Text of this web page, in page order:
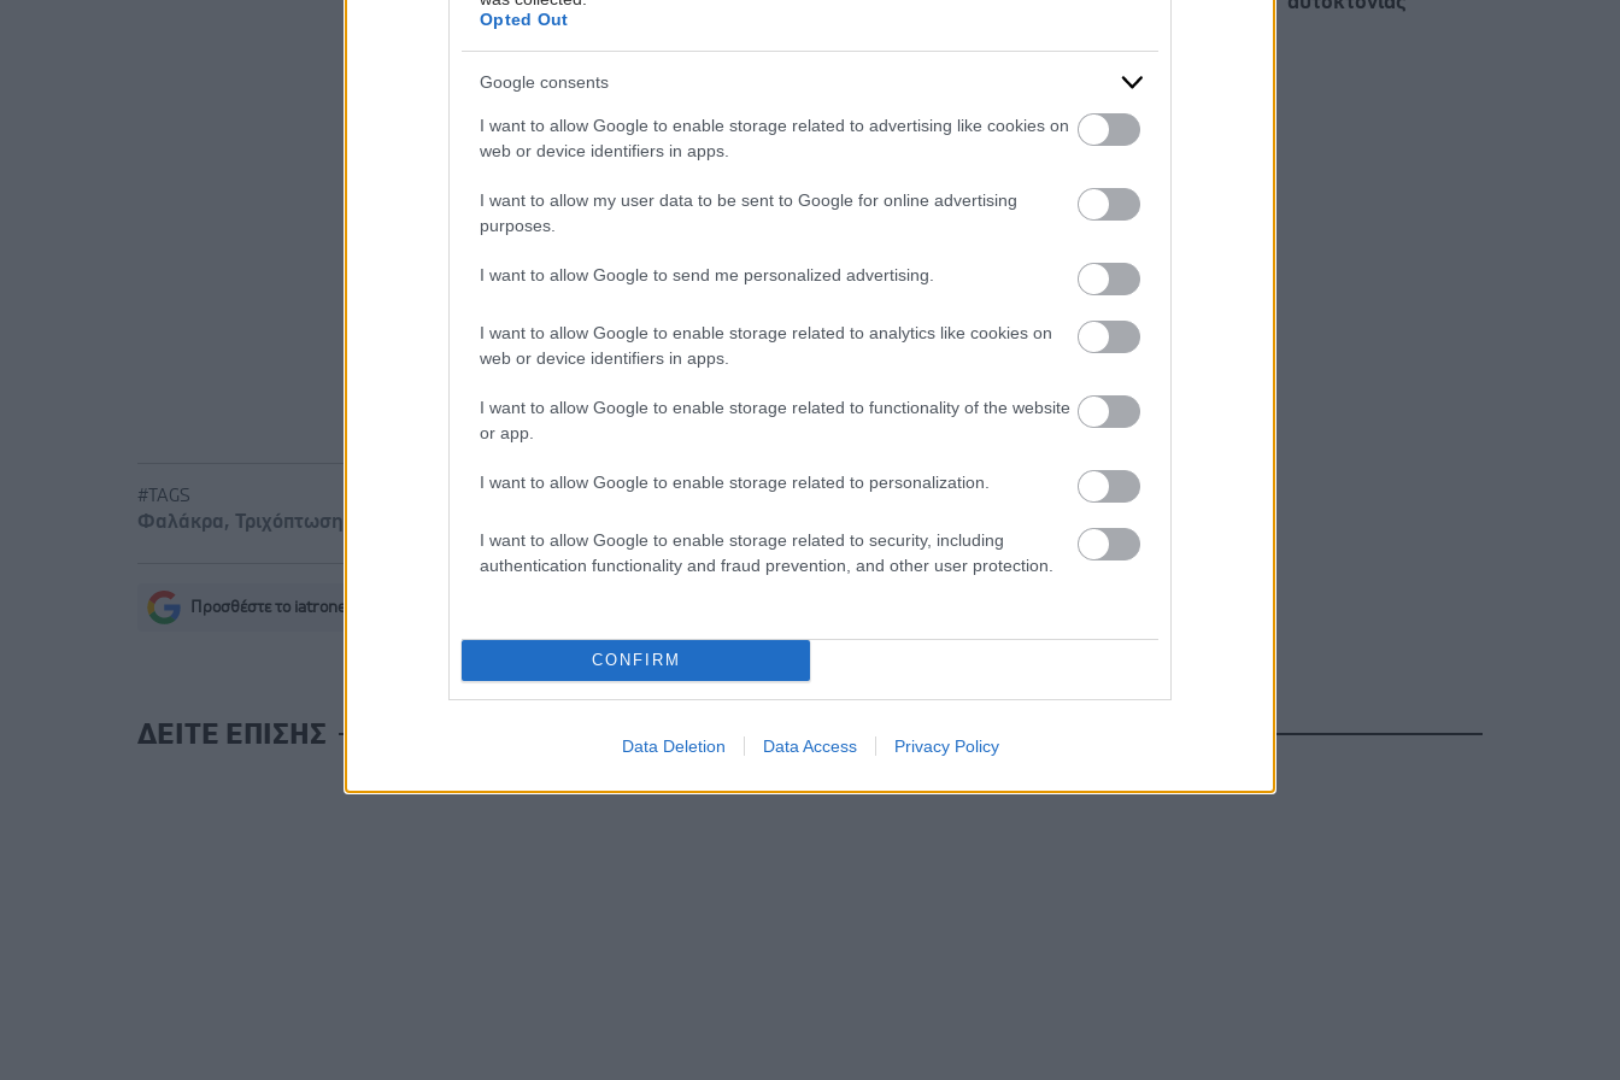
Opted Out
Google consents
I want to allow Google to enable storage related to advertising like cookies on
web or device identifiers in apps.
I want to allow my user data to be sent to Google for online advertising
purposes.
I want to allow Google to send me personalized advertising.
I want to allow Google to enable storage related to analytics like cookies on
web or device identifiers in apps.
I want to allow Google to enable storage related to functionality of the website
or app.
I want to allow Google to enable storage related to personalization.
I want to allow Google to enable storage related to security, including
authentication functionality and fraud prevention, and other user protection.
CONFIRM
Data Deletion Data Access Privacy Policy
φαλάκρα και πιθανόν την αναγέννηση των μαλλιών.
‘Science Transational Medicine’.
Προσθέστε το iatronet.gr στο Discover
Ειδήσεις υγείας σήμερα
με μία ένεση Mazdutide την εβδομάδα
Μαγειρικά σκεύη και υγεία: Τι δείχνουν οι νέες μελέτες
#TAGS
Φαλάκρα, Τριχόπτωση
Προσθέστε το iatronet.gr στο Discover
ΔΕΙΤΕ ΕΠΙΣΗΣ